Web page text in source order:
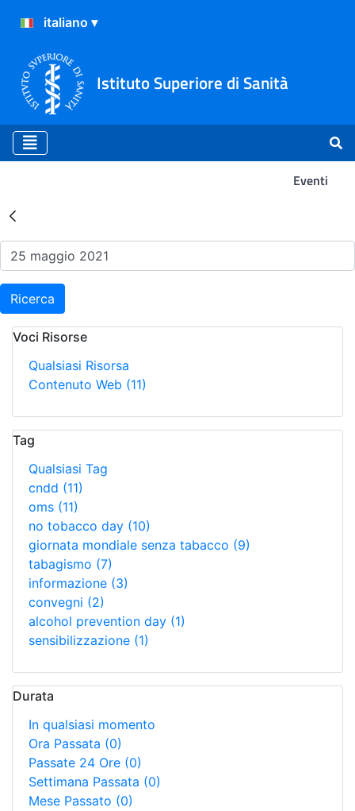
Istituto Superiore di Sanità
Eventi
Risultati della Ricerca -
Ricerca
Voci Risorse
Qualsiasi Risorsa
Contenuto Web (11)
Tag
Qualsiasi Tag
cndd (11)
oms (11)
no tobacco day (10)
giornata mondiale senza tabacco (9)
tabagismo (7)
informazione (3)
convegni (2)
alcohol prevention day (1)
sensibilizzazione (1)
Durata
In qualsiasi momento
Ora Passata (0)
Passate 24 Ore (0)
Settimana Passata (0)
Mese Passato (0)